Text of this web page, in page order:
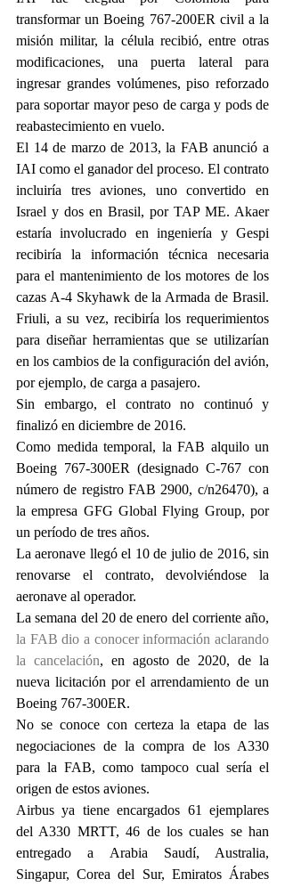
transformar un Boeing 767-200ER civil a la
misión militar, la célula recibió, entre otras
modificaciones, una puerta lateral para
ingresar grandes volúmenes, piso reforzado
para soportar mayor peso de carga y pods de
reabastecimiento en vuelo.
El 14 de marzo de 2013, la FAB anunció a
IAI como el ganador del proceso. El contrato
incluiría tres aviones, uno convertido en
Israel y dos en Brasil, por TAP ME. Akaer
estaría involucrado en ingeniería y Gespi
recibiría la información técnica necesaria
para el mantenimiento de los motores de los
cazas A-4 Skyhawk de la Armada de Brasil.
Friuli, a su vez, recibiría los requerimientos
para diseñar herramientas que se utilizarían
en los cambios de la configuración del avión,
por ejemplo, de carga a pasajero.
Sin embargo, el contrato no continuó y
finalizó en diciembre de 2016.
Como medida temporal, la FAB alquilo un
Boeing 767-300ER (designado C-767 con
número de registro FAB 2900, c/n26470), a
la empresa GFG Global Flying Group, por
un período de tres años.
La aeronave llegó el 10 de julio de 2016, sin
renovarse el contrato, devolviéndose la
aeronave al operador.
la FAB dio a conocer información aclarando
la cancelación, en agosto de 2020, de la
nueva licitación por el arrendamiento de un
Boeing 767-300ER.
No se conoce con certeza la etapa de las
negociaciones de la compra de los A330
para la FAB, como tampoco cual sería el
origen de estos aviones.
Airbus ya tiene encargados 61 ejemplares
del A330 MRTT, 46 de los cuales se han
entregado a Arabia Saudí, Australia,
Singapur, Corea del Sur, Emiratos Árabes